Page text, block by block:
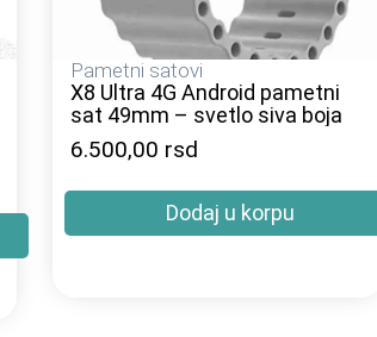
Pametni satovi
X8 Ultra 4G Android pametni
sat 49mm – svetlo siva boja
6.500,00 rsd
Dodaj u korpu